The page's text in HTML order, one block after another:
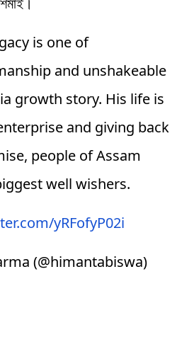
is one of
and unshakeable
growth story. His life is
and giving back
people of Assam
well wishers.
yRFofyP02i
(@himantabiswa)